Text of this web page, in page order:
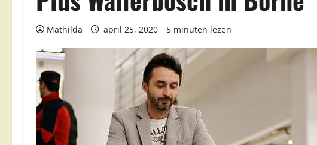
Mathilda april 25, 2020 5 minuten lezen